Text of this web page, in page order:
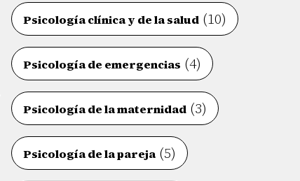
Psicología clínica y de la salud (10)
Psicología de emergencias (4)
Psicología de la maternidad (3)
Psicología de la pareja(5)